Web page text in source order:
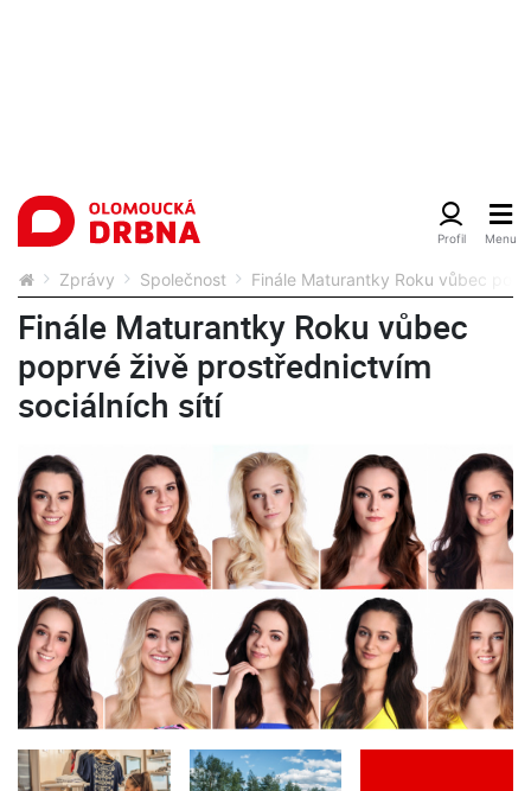
Zprávy Společnost Finále Maturantky Roku vůbec
Finále Maturantky Roku vůbec
poprvé živě prostřednictvím
sociálních sítí